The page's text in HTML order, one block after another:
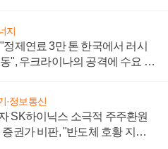
지
정제연료 3만 톤 한국에서 러시
", 우크라이나의 공격에 수요 늘
·정보통신
SK하이닉스 소극적 주주환원
증권가 비판, "반도체 호황 지속